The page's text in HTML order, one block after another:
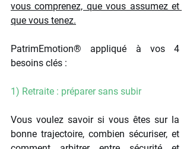
vous comprenez, que vous assumez et
que vous tenez.
PatrimEmotion® appliqué à vos 4
besoins clés :
1) Retraite : préparer sans subir
Vous voulez savoir si vous êtes sur la
bonne trajectoire, combien sécuriser, et